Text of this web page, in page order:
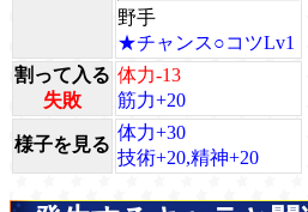
野手
★チャンス○コツLv1
割って入る
失敗
体力-13
筋力+20
様子を見る
体力+30
技術+20,精神+20